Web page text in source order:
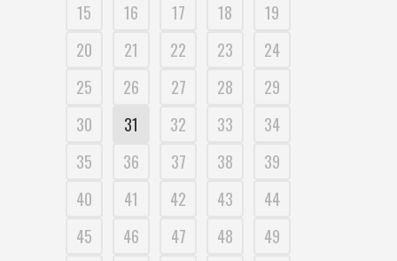
15
16 17 18
19
20
21 22 23
24
25
26 27 28
29
30
31 32 33
34
35
36 37 38
39
40
41 42 43
44
45
46 47 48
49